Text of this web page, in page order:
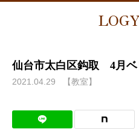
仙台市太白区鈎取 4月
2021.04.29 【教室】